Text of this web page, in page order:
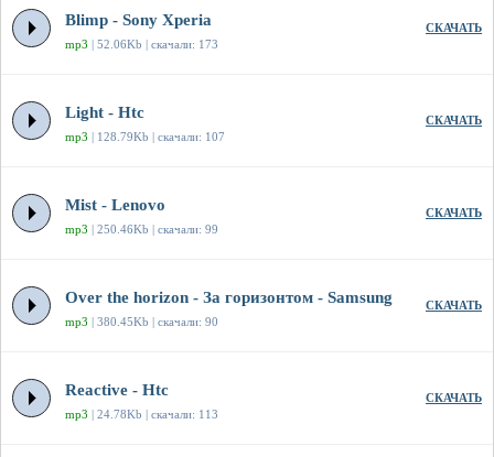
Blimp - Sony Xperia
mp3 | 52.06Kb | скачали: 173
СКАЧАТЬ
Light - Htc
mp3 | 128.79Kb | скачали: 107
СКАЧАТЬ
Mist - Lenovo
mp3 | 250.46Kb | скачали: 99
СКАЧАТЬ
Over the horizon - За горизонтом - Samsung
mp3 | 380.45Kb | скачали: 90
СКАЧАТЬ
Reactive - Htc
mp3 | 24.78Kb | скачали: 113
СКАЧАТЬ